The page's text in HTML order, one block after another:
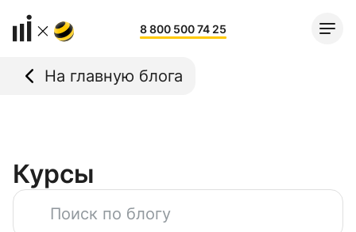
8 800 500 74 25
На главную блога
Курсы